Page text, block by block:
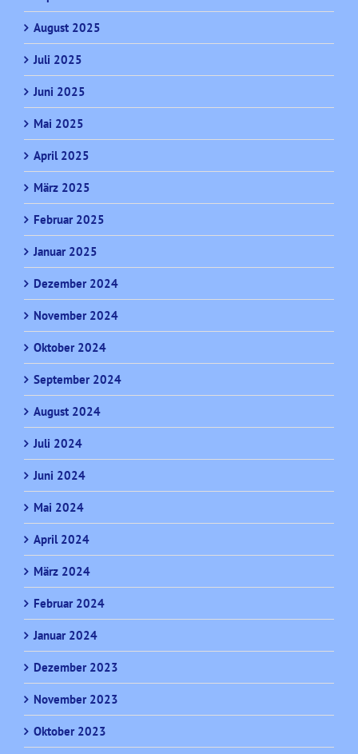
August 2025
Juli 2025
Juni 2025
Mai 2025
April 2025
März 2025
Februar 2025
Januar 2025
Dezember 2024
November 2024
Oktober 2024
September 2024
August 2024
Juli 2024
Juni 2024
Mai 2024
April 2024
März 2024
Februar 2024
Januar 2024
Dezember 2023
November 2023
Oktober 2023